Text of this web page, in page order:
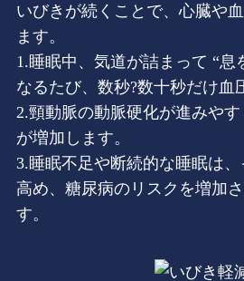
いびきが続くことで、心臓や
ます。
1.睡眠中、気道が詰まって “息
なるたび、数秒?数十秒だけ血
2.頸動脈の動脈硬化が進みや
が増加します。
3.睡眠不足や断続的な睡眠は
高め、糖尿病のリスクを増加
す。